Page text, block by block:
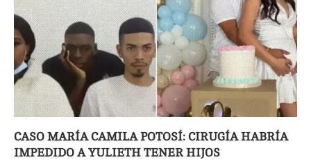
CASO MARÍA CAMILA POTOSÍ: CIRUGÍA HABRÍA
IMPEDIDO A YULIETH TENER HIJOS